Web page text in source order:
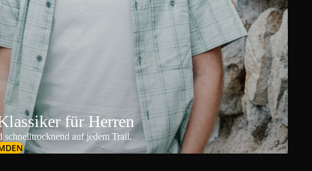
für Herren
schnelltrocknend auf jedem Trail.